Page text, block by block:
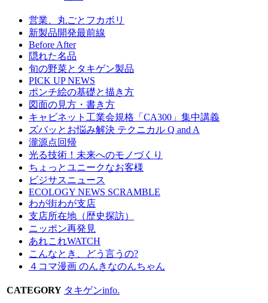
営業、丸ごとフカボリ
新製品開発最前線
Before After
隠れた名品
旬の野菜とタキゲン製品
PICK UP NEWS
ポンチ絵の基礎と描き方
図面の見方・書き方
キャビネット工業会規格「CA300」集中講義
ズバッとお悩み解決 テクニカル Q and A
瀧源点回帰
光る技術！未来へのモノづくり
ちょっとユニークなお客様
ビジサスニュース
ECOLOGY NEWS SCRAMBLE
わが街わが支店
支店所在地（歴史探訪）
ニッポン再発見
あれこれWATCH
こんなとき、どう言うの?
４コマ漫画 のんきなのんちゃん
CATEGORY タキゲンinfo.